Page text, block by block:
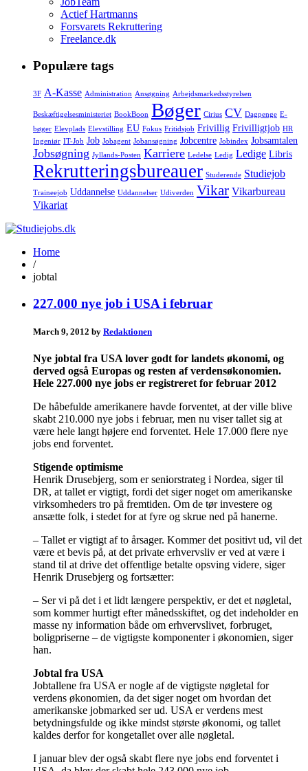
Actief Hartmanns
Forsvarets Rekruttering
Freelance.dk
Populære tags
3F A-Kasse Administration Ansøgning Arbejdsmarkedsstyrelsen
Beskæftigelsesministeriet BookBoon Bøger Cirius CV Dagpenge E-
bøger Elevplads Elevstilling EU Fokus Fritidsjob Frivillig Frivilligtjob HR
Ingeniør IT-Job Job Jobagent Jobansøgning Jobcentre Jobindex Jobsamtalen
Jobsøgning Jyllands-Posten Karriere Ledelse Ledig Ledige Libris
Rekrutteringsbureauer Studerende Studiejob
Traineejob Uddannelse Uddannelser Udiverden Vikar Vikarbureau
Vikariat
Home
/
jobtal
227.000 nye job i USA i februar
March 9, 2012 by Redaktionen
Nye jobtal fra USA lover godt for landets økonomi, og
derved også Europas og resten af verdensøkonomien.
Hele 227.000 nye jobs er registreret for februar 2012
De håbefulde amerikanere havde forventet, at der ville blive
skabt 210.000 nye jobs i februar, men nu viser tallet sig at
være hele langt højere end forventet. Hele 17.000 flere nye
jobs end forventet.
Stigende optimisme
Henrik Drusebjerg, som er seniorstrateg i Nordea, siger til
DR, at tallet er vigtigt, fordi det siger noget om amerikanske
virksomheders tro på fremtiden. Om de tør investere og
ansætte folk, i stedet for at fyre og skrue ned på hanerne.
– Tallet er vigtigt af to årsager. Kommer det positivt ud, vil det
være et bevis på, at det private erhvervsliv er ved at være i
stand til at drive det offentlige betalte opsving videre, siger
Henrik Drusebjerg og fortsætter:
– Ser vi på det i et lidt længere perspektiv, er det et nøgletal,
som kommer hurtigt efter månedsskiftet, og det indeholder en
masse ny information både om erhvervslivet, forbruget,
boligpriserne – de vigtigste komponenter i økonomien, siger
han.
Jobtal fra USA
Jobtallene fra USA er nogle af de vigtigste nøgletal for
verdens økonomien, da det siger noget om hvordan det
amerikanske jobmarked ser ud. USA er verdens mest
betydningsfulde og ikke mindst største økonomi, og tallet
kaldes derfor for kongetallet over alle nøgletal.
I januar blev der også skabt flere nye jobs end forventet i